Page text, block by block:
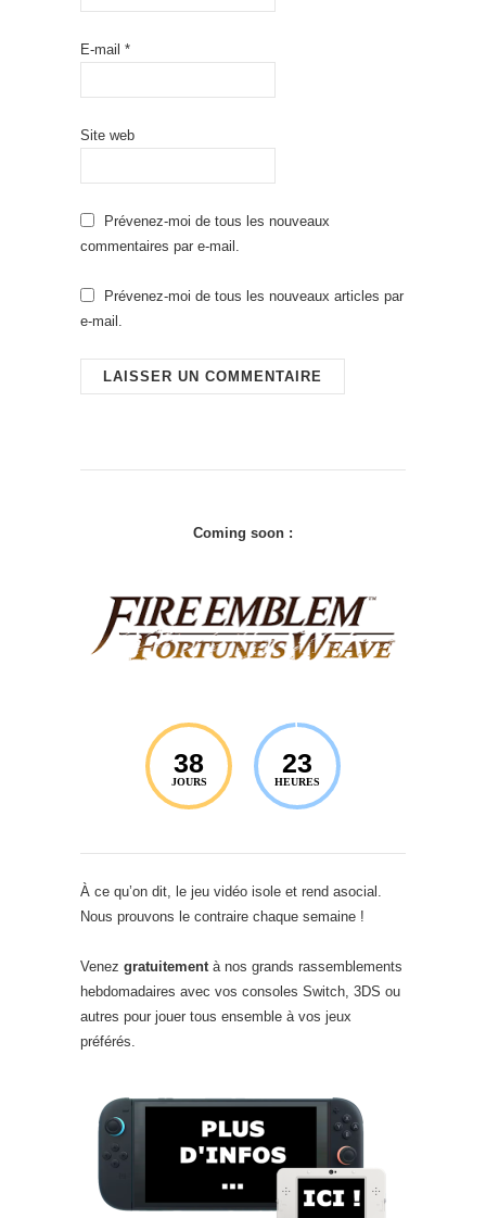
E-mail *
Site web
Prévenez-moi de tous les nouveaux
commentaires par e-mail.
Prévenez-moi de tous les nouveaux articles par
e-mail.
Coming soon :
38
JOURS
23
HEURES
À ce qu’on dit, le jeu vidéo isole et rend asocial.
Nous prouvons le contraire chaque semaine !
Venez gratuitement à nos grands rassemblements
hebdomadaires avec vos consoles Switch, 3DS ou
autres pour jouer tous ensemble à vos jeux
préférés.